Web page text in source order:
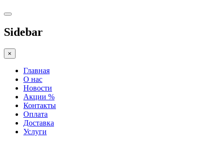
Sidebar
×
Главная
О нас
Новости
Акции %
Контакты
Оплата
Доставка
Услуги